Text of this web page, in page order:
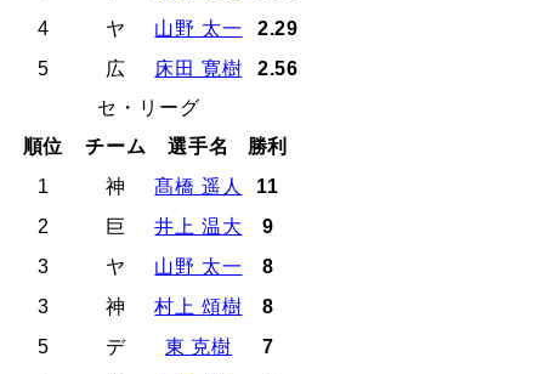
4
ヤ 山野 太一
2.29
5
広 床田 寛樹
2.56
セ・リーグ
順位
チーム 選手名
勝利
1
神 髙橋 遥人
11
2
巨 井上 温大
9
3
ヤ 山野 太一
8
3
神 村上 頌樹
8
5
デ 東 克樹
7